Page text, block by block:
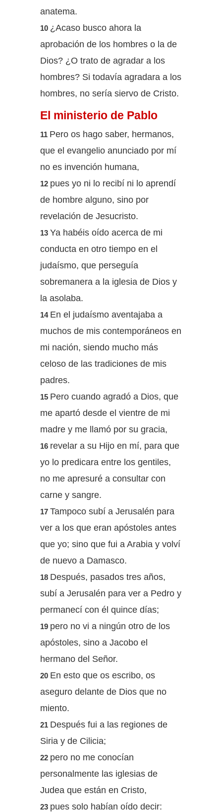
anatema.
10 ¿Acaso busco ahora la
aprobación de los hombres o la de
Dios? ¿O trato de agradar a los
hombres? Si todavía agradara a los
hombres, no sería siervo de Cristo.
El ministerio de Pablo
11 Pero os hago saber, hermanos,
que el evangelio anunciado por mí
no es invención humana,
12 pues yo ni lo recibí ni lo aprendí
de hombre alguno, sino por
revelación de Jesucristo.
13 Ya habéis oído acerca de mi
conducta en otro tiempo en el
judaísmo, que perseguía
sobremanera a la iglesia de Dios y
la asolaba.
14 En el judaísmo aventajaba a
muchos de mis contemporáneos en
mi nación, siendo mucho más
celoso de las tradiciones de mis
padres.
15 Pero cuando agradó a Dios, que
me apartó desde el vientre de mi
madre y me llamó por su gracia,
16 revelar a su Hijo en mí, para que
yo lo predicara entre los gentiles,
no me apresuré a consultar con
carne y sangre.
17 Tampoco subí a Jerusalén para
ver a los que eran apóstoles antes
que yo; sino que fui a Arabia y volví
de nuevo a Damasco.
18 Después, pasados tres años,
subí a Jerusalén para ver a Pedro y
permanecí con él quince días;
19 pero no vi a ningún otro de los
apóstoles, sino a Jacobo el
hermano del Señor.
20 En esto que os escribo, os
aseguro delante de Dios que no
miento.
21 Después fui a las regiones de
Siria y de Cilicia;
22 pero no me conocían
personalmente las iglesias de
Judea que están en Cristo,
23 pues solo habían oído decir: